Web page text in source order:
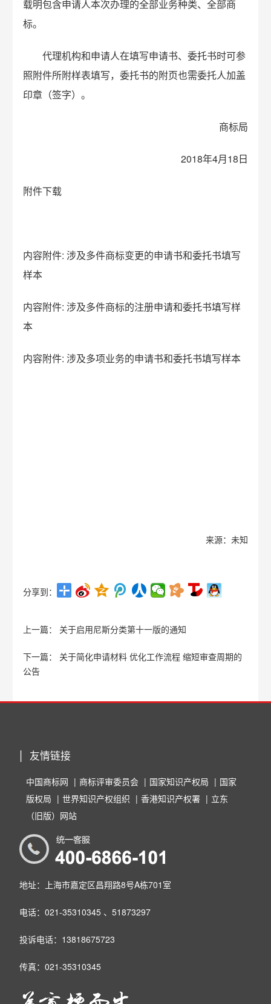
载明包含申请人本次办理的全部业务种类、全部商
标。
代理机构和申请人在填写申请书、委托书时可参
照附件所附样表填写，委托书的附页也需委托人加盖
印章（签字）。
商标局
2018年4月18日
附件下载
内容附件: 涉及多件商标变更的申请书和委托书填写
样本
内容附件: 涉及多件商标的注册申请和委托书填写样
本
内容附件: 涉及多项业务的申请书和委托书填写样本
来源：未知
分享到：
上一篇： 关于启用尼斯分类第十一版的通知
下一篇： 关于简化申请材料 优化工作流程 缩短审查周期的
公告
友情链接
中国商标网 商标评审委员会 国家知识产权局
国家
版权局
世界知识产权组织 香港知识产权署
立东
（旧版）网站
地址：上海市嘉定区昌翔路8号A栋701室
电话：021-35310345 、51873297
投诉电话：13818675723
传真：021-35310345